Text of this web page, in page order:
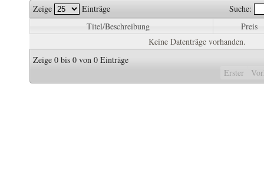
Zeige Einträge
Suche:
Titel/Beschreibung
Preis
Keine Datenträge vorhanden.
Zeige 0 bis 0 von 0 Einträge
Erster